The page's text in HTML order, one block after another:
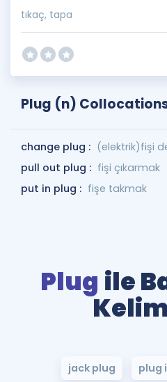
tıkaç, tapa
Plug (n)
change plug : (elektrik)fişi
pull out plug : fişi çıkarmak
put in plug : fişe takmak
Plug ile
jack plug plug